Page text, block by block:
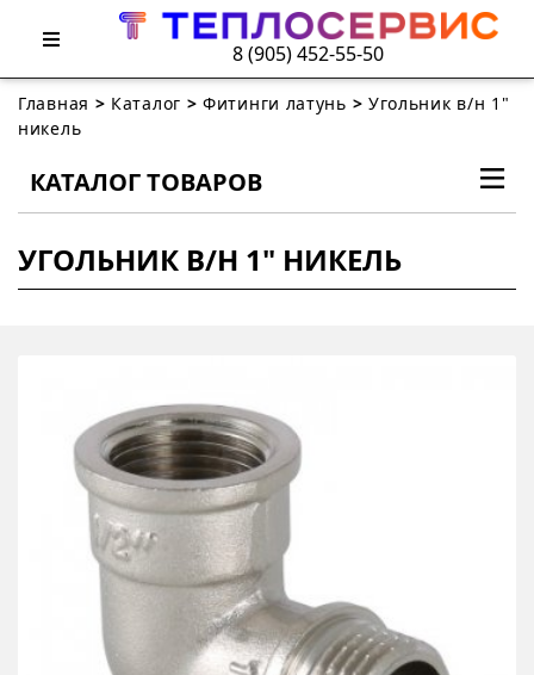
8 (905) 452-55-50
Главная > Каталог >Фитинги латунь > Угольник в/н 1"
никель
КАТАЛОГ ТОВАРОВ
УГОЛЬНИК В/Н 1" НИКЕЛЬ